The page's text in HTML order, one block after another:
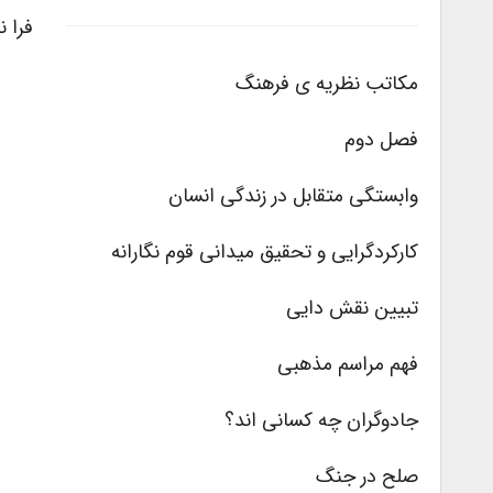
فرا
مکاتب نظریه ی فرهنگ
فصل دوم
وابستگی متقابل در زندگی انسان
کارکردگرایی و تحقیق میدانی قوم نگارانه
تبیین نقش دایی
فهم مراسم مذهبی
جادوگران چه کسانی اند؟
صلح در جنگ